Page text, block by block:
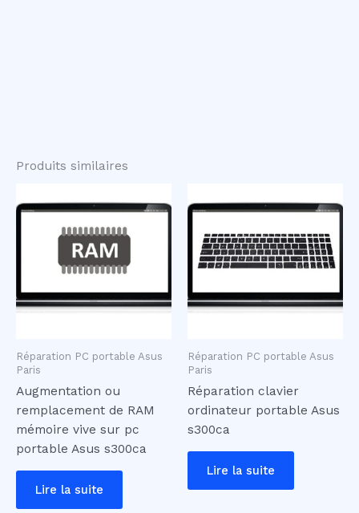
Produits similaires
Réparation PC portable Asus
Paris
Augmentation ou
remplacement de RAM
mémoire vive sur pc
portable Asus s300ca
Lire la suite
Réparation PC portable Asus
Paris
Réparation clavier
ordinateur portable Asus
s300ca
Lire la suite